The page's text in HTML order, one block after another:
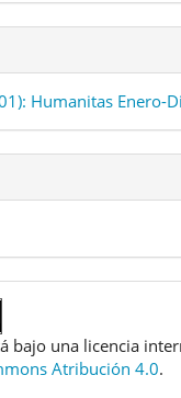
Humanitas Enero-
bajo una licencia
Atribución 4.0.